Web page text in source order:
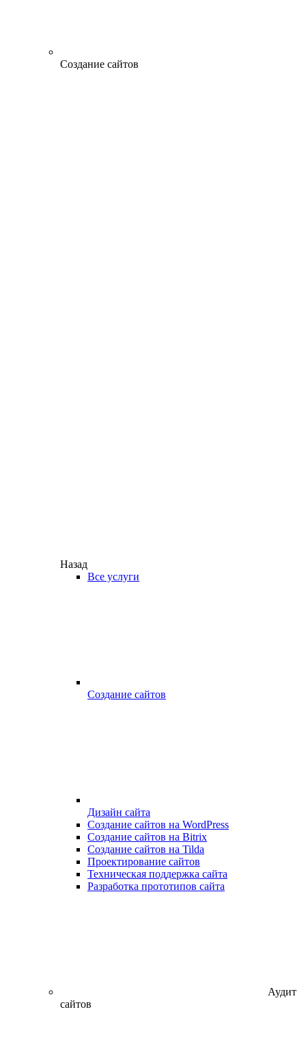
Создание сайтов
Назад
Все услуги
Создание сайтов
Дизайн сайта
Создание сайтов на WordPress
Создание сайтов на Bitrix
Создание сайтов на Tilda
Проектирование сайтов
Техническая поддержка сайта
Разработка прототипов сайта
Аудит
сайтов